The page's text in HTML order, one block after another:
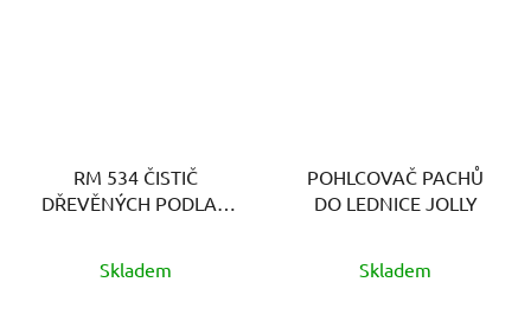
RM 534 ČISTIČ
DŘEVĚNÝCH PODLAH
Skladem
POHLCOVAČ PACHŮ
DO LEDNICE JOLLY
Skladem